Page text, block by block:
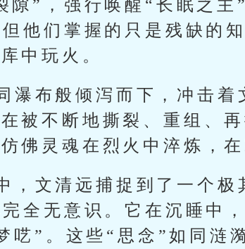
隙”，强行唤醒“长眠之主
他们掌握的只是残缺的
中玩火。
瀑布般倾泻而下，冲击着
被不断地撕裂、重组、
佛灵魂在烈火中淬炼，在
，文清远捕捉到了一个极
全无意识。它在沉睡中
呓”。这些“思念”如同涟